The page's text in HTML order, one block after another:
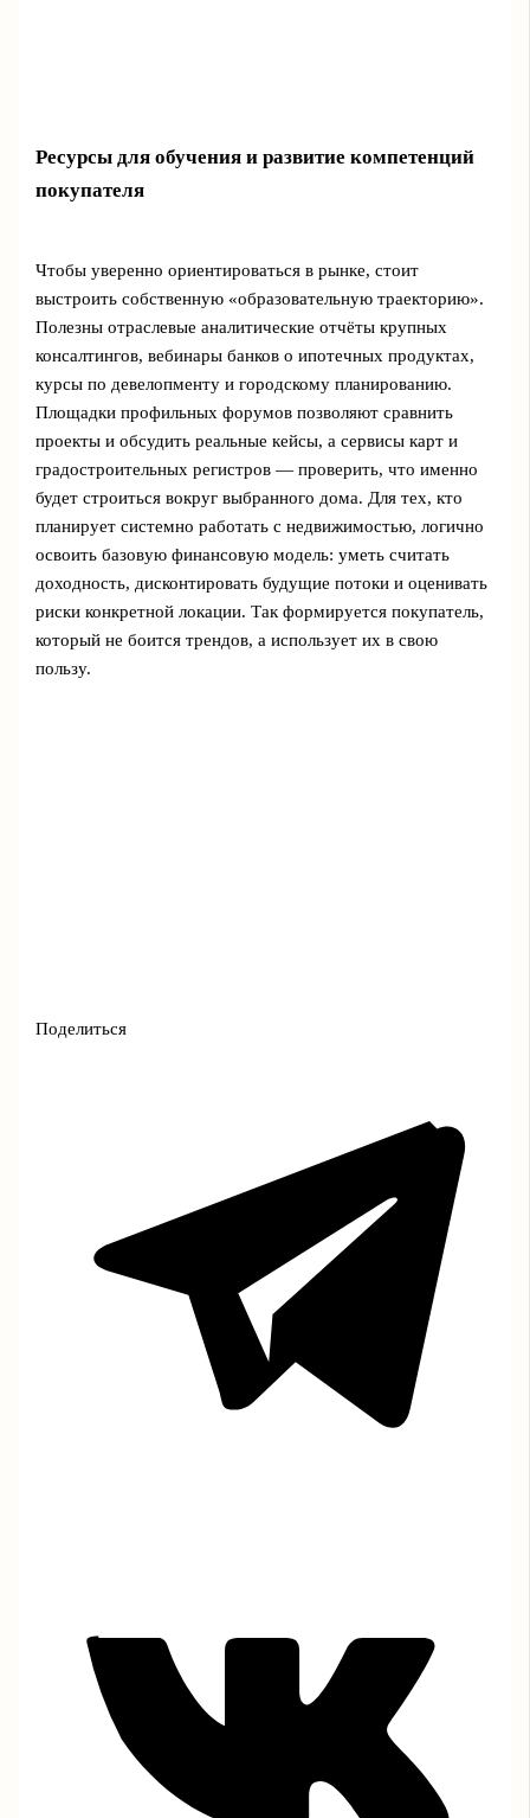
Ресурсы для обучения и развитие компетенций
покупателя
Чтобы уверенно ориентироваться в рынке, стоит
выстроить собственную «образовательную траекторию».
Полезны отраслевые аналитические отчёты крупных
консалтингов, вебинары банков о ипотечных продуктах,
курсы по девелопменту и городскому планированию.
Площадки профильных форумов позволяют сравнить
проекты и обсудить реальные кейсы, а сервисы карт и
градостроительных регистров — проверить, что именно
будет строиться вокруг выбранного дома. Для тех, кто
планирует системно работать с недвижимостью, логично
освоить базовую финансовую модель: уметь считать
доходность, дисконтировать будущие потоки и оценивать
риски конкретной локации. Так формируется покупатель,
который не боится трендов, а использует их в свою
пользу.
Поделиться